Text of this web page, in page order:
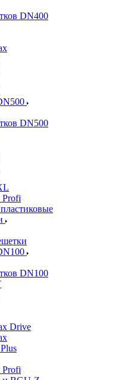
DN400
DN500
Profi
DN100
Drive
Profi